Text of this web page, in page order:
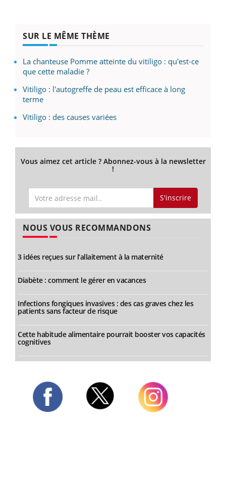
SUR LE MÊME THÈME
La chanteuse Pomme atteinte du vitiligo : qu'est-ce
que cette maladie ?
Vitiligo : l'autogreffe de peau est efficace à long
terme
Vitiligo : des causes variées
Vous aimez cet article ? Abonnez-vous à la newsletter
!
S'inscrire
NOUS VOUS RECOMMANDONS
3 idées reçues sur l’allaitement à la maternité
Diabète : comment le gérer en vacances
Infections fongiques invasives : des cas graves chez les
patients sans facteur de risque
Cette habitude alimentaire pourrait booster vos capacités
cognitives